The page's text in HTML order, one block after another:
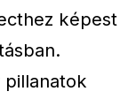
képest
pillanatok